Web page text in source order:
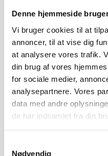
Denne hjemmeside
Vi bruger cookies til at
annoncer, til at vise dig
at analysere vores trafik.
din brug af vores
for sociale medier,
analysepartnere. Vores
data med andre
de har indsamlet fra din
Nødvendig
billedkunst. Men det er
anden form for vanthed
for eksempel fordi man
uddannelse.”
Det afgørende er, at der
kultur opstår et særligt
følelser kan komme i
Kunst og kultur
følelsesmæssige og